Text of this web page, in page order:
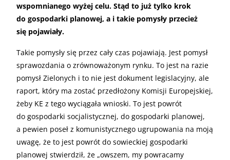
wspomnianego wyżej celu. Stąd to już tylko krok
do gospodarki planowej, a i takie pomysły przecież
się pojawiały.
Takie pomysły się przez cały czas pojawiają. Jest pomysł
sprawozdania o zrównoważonym rynku. To jest na razie
pomysł Zielonych i to nie jest dokument legislacyjny, ale
raport, który ma zostać przedłożony Komisji Europejskiej,
żeby KE z tego wyciągała wnioski. To jest powrót
do gospodarki socjalistycznej, do gospodarki planowej,
a pewien poseł z komunistycznego ugrupowania na moją
uwagę, że to jest powrót do sowieckiej gospodarki
planowej stwierdził, że „owszem, my powracamy